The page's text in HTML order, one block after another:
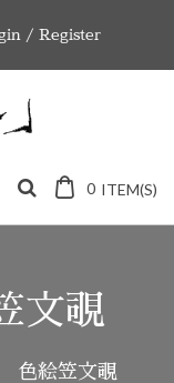
/ Register
0 ITEM(S)
文覗
色絵笠文覗